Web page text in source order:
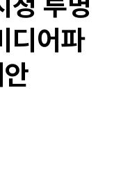
디어파